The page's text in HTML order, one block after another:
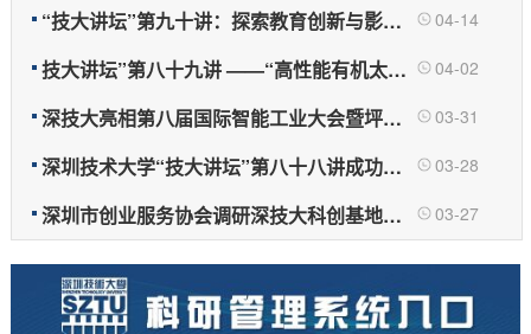
“技大讲坛”第九十讲：探索教育创新与影响力... 04-14
技大讲坛”第八十九讲 ——“高性能有机太阳能... 04-02
深技大亮相第八届国际智能工业大会暨坪山区智... 03-31
深圳技术大学“技大讲坛”第八十八讲成功举办 03-28
深圳市创业服务协会调研深技大科创基地，点赞... 03-27